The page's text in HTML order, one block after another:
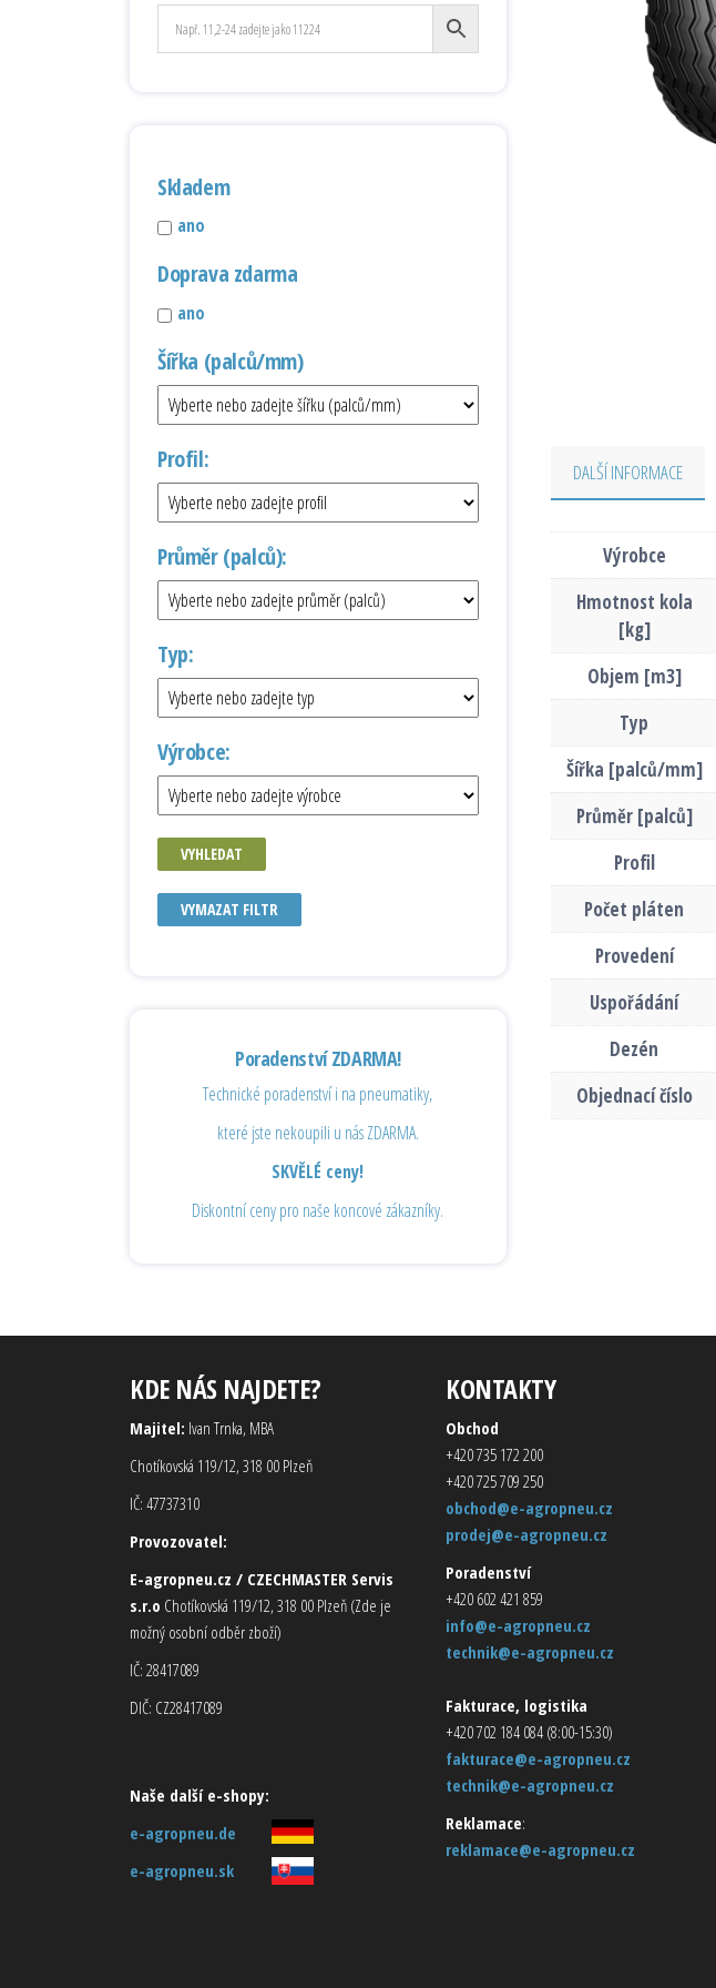
DALŠÍ INFORMACE
Výrobce
Hmotnost kola
[kg]
Objem [m3]
Typ
Šířka [palců/mm]
Průměr [palců]
Profil
Počet pláten
Provedení
Uspořádání
Dezén
Objednací číslo
Skladem
ano
Doprava zdarma
ano
Šířka (palců/mm)
Profil:
Průměr (palců):
Typ:
Výrobce:
VYHLEDAT
VYMAZAT FILTR
Poradenství ZDARMA!
Technické poradenství i na pneumatiky,
které jste nekoupili u nás ZDARMA.
SKVĚLÉ ceny!
Diskontní ceny pro naše koncové zákazníky.
KDE NÁS NAJDETE?
Majitel: Ivan Trnka, MBA
Chotíkovská 119/12, 318 00 Plzeň
IČ: 47737310
Provozovatel:
E-agropneu.cz / CZECHMASTER Servis
s.r.o Chotíkovská 119/12, 318 00 Plzeň (Zde je
možný osobní odběr zboží)
IČ: 28417089
DIČ: CZ28417089
Naše další e-shopy:
e-agropneu.de
e-agropneu.sk
KONTAKTY
Obchod
+420 735 172 200
+420 725 709 250
obchod@e-agropneu.cz
prodej@e-agropneu.cz
Poradenství
+420 602 421 859
info@e-agropneu.cz
technik@e-agropneu.cz
Fakturace, logistika
+420 702 184 084 (8:00-15:30)
fakturace@e-agropneu.cz
technik@e-agropneu.cz
Reklamace:
reklamace@e-agropneu.cz